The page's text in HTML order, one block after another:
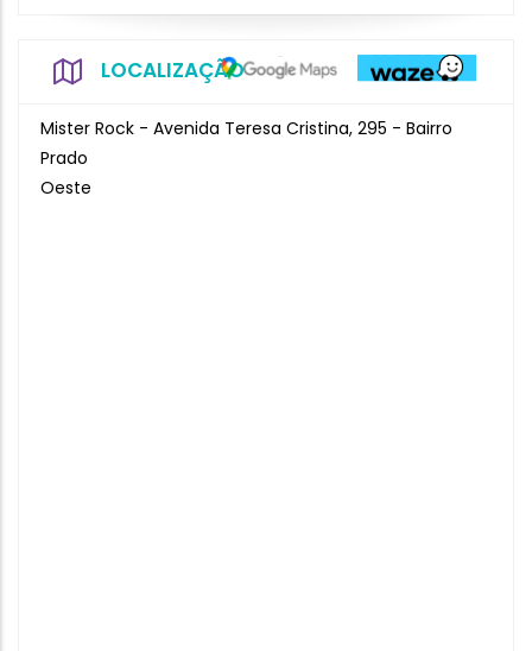
LOCALIZAÇÃO
Mister Rock - Avenida Teresa Cristina, 295 - Bairro
Prado
Oeste